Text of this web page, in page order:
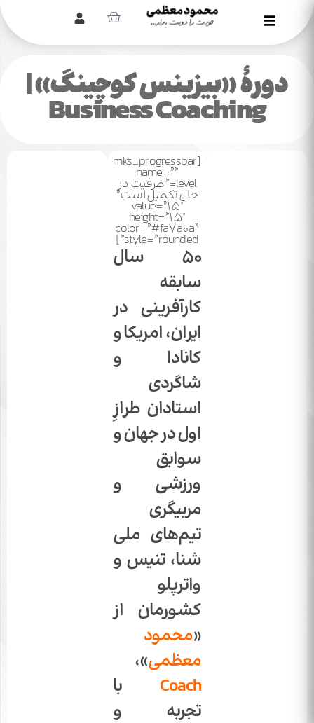
دورۀ «بیزینس کوچینگ» |
Business Coaching
[mks_progressbar
name=””
level=”‌ظرفیت در
حال تکمیل است”
value=”15″
height=”15″
color=”#fa7a0a”
style=”rounded”]
50 سال
سابقه
کارآفرینی در
ایران، امریکا و
کانادا و
شاگردی
استادان طرازِ
اول در جهان و
سوابق
ورزشی و
مربیگری
تیم‌های ملی
شنا، تنیس و
واترپلو
کشورمان از
«محمود
معظمی»،
Coachبا
تجربه و